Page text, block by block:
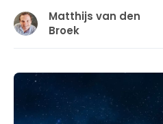
Matthijs van den
Broek